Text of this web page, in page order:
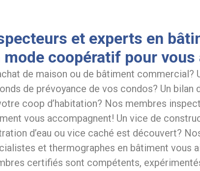
et experts en
mode coopératif pour vous
de maison ou de bâtiment commercial?
de prévoyance de vos condos? Un bilan
coop d’habitation? Nos membres
vous accompagnent! Un vice de
d’eau ou vice caché est découvert?
et thermographes en bâtiment vous
certifiés sont compétents,